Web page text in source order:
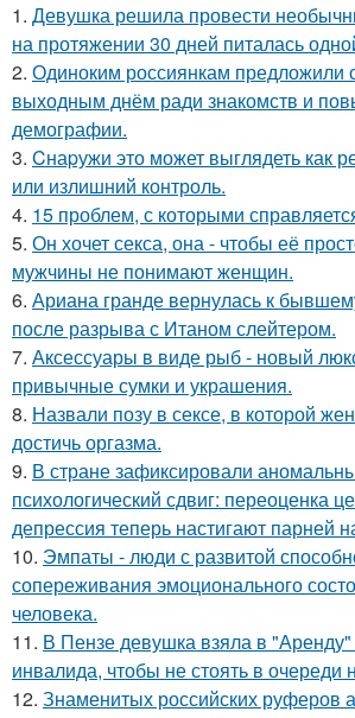
1. Девушка решила провести
на протяжении 30 дней питалась
2. Одиноким россиянкам предложили
выходным днём ради знакомств и
демографии.
3. Cнаpужи это может выглядеть как
или излишний контроль.
4. 15 проблем, с которыми
5. Он хочет секса, она - чтобы её
мужчины не понимают женщин.
6. Ариана гранде вернулась к
после разрыва с Итаном слейтером.
7. Аксессуары в виде рыб - новый
привычные сумки и украшения.
8. Назвали позу в сексе, в которой
достичь оргазма.
9. В стране зафиксировали
психологический сдвиг: переоценка
депрессия теперь настигают парней
10. Эмпаты - люди с развитой
сопереживания эмоционального
человека.
11. В Пензе девушка взяла в "Аренду"
инвалида, чтобы не стоять в очереди
12. Знаменитых российских руферов